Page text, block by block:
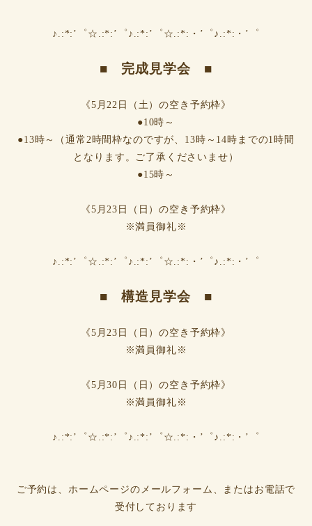
♪.:*:’゜☆.:*:’゜♪.:*:’゜☆.:*:・’゜♪.:*:・’゜
■ 完成見学会 ■
《5月22日（土）の空き予約枠》
●10時～
●13時～（通常2時間枠なのですが、13時～14時までの1時間
となります。ご了承くださいませ）
●15時～
《5月23日（日）の空き予約枠》
※満員御礼※
♪.:*:’゜☆.:*:’゜♪.:*:’゜☆.:*:・’゜♪.:*:・’゜
■ 構造見学会 ■
《5月23日（日）の空き予約枠》
※満員御礼※
《5月30日（日）の空き予約枠》
※満員御礼※
♪.:*:’゜☆.:*:’゜♪.:*:’゜☆.:*:・’゜♪.:*:・’゜
ご予約は、ホームページのメールフォーム、またはお電話で
受付しております